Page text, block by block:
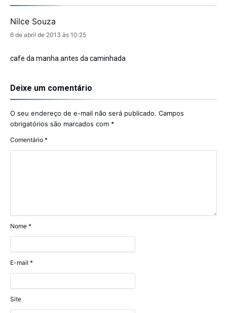
Nilce Souza
disse:
6 de abril de 2013 às 10:25
cafe da manha antes da caminhada
Deixe um comentário
O seu endereço de e-mail não será publicado. Campos
obrigatórios são marcados com *
Comentário *
Nome *
E-mail *
Site